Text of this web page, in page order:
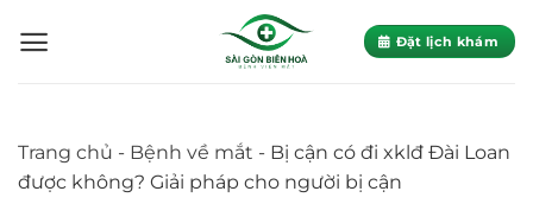
Đặt lịch khám
Trang chủ - Bệnh về mắt - Bị cận có đi xklđ Đài Loan
được không? Giải pháp cho người bị cận